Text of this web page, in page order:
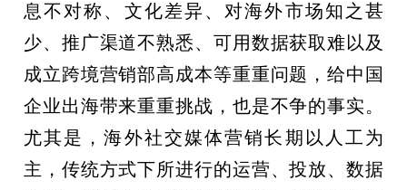
息不对称、文化差异、对海外市场知之甚
少、推广渠道不熟悉、可用数据获取难以及
成立跨境营销部高成本等重重问题，给中国
企业出海带来重重挑战，也是不争的事实。
尤其是，海外社交媒体营销长期以人工为
主，传统方式下所进行的运营、投放、数据